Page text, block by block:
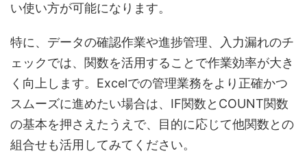
い使い方が可能になります。
特に、データの確認作業や進捗管理、入力漏れのチ
ェックでは、関数を活用することで作業効率が大き
く向上します。Excelでの管理業務をより正確かつ
スムーズに進めたい場合は、IF関数とCOUNT関数
の基本を押さえたうえで、目的に応じて他関数との
組合せも活用してみてください。